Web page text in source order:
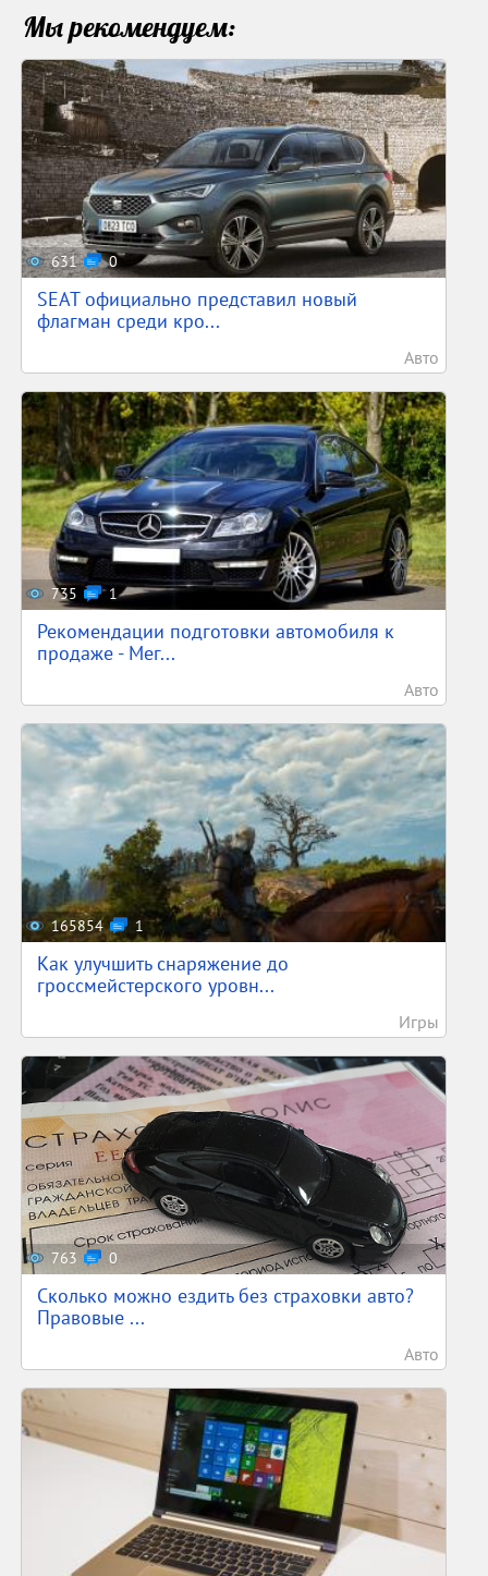
Мы рекомендуем:
631 0
SEAT официально представил новый
флагман среди кро...
Авто
735 1
Рекомендации подготовки автомобиля к
продаже - Мег...
Авто
165854 1
Как улучшить снаряжение до
гроссмейстерского уровн...
Игры
763 0
Сколько можно ездить без страховки авто?
Правовые ...
Авто